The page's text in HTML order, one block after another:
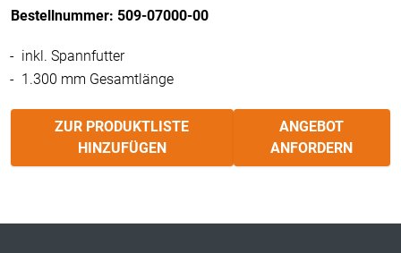
Bestellnummer: 509-07000-00
inkl. Spannfutter
1.300 mm Gesamtlänge
ZUR PRODUKTLISTE
HINZUFÜGEN
ANGEBOT
ANFORDERN